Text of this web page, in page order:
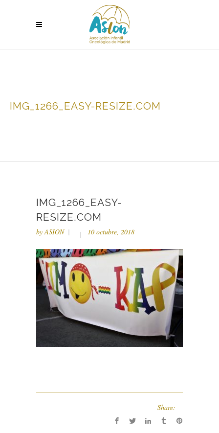
IMG_1266_EASY-RESIZE.COM
IMG_1266_EASY-
RESIZE.COM
byASION 10 octubre, 2018
Share: